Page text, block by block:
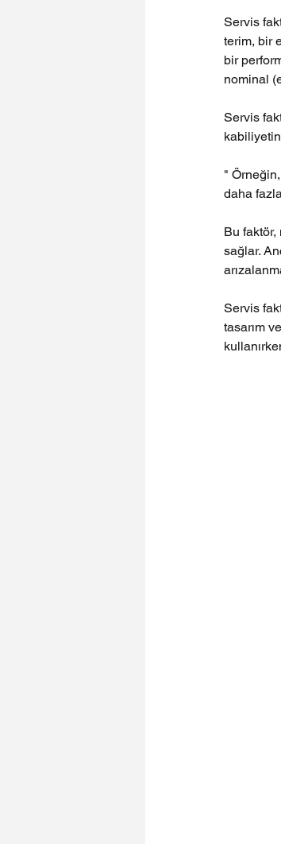
Servis
terim, bir
bir
nominal
Servis
"
daha
Bu
sağlar.
Servis
tasarım